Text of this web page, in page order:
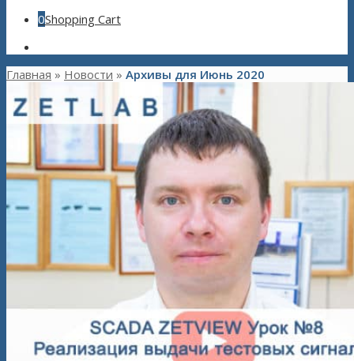
0Shopping Cart
Главная » Новости » Архивы для Июнь 2020